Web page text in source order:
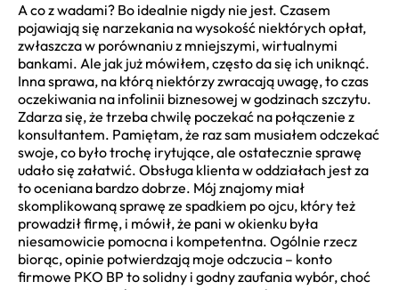
A co z wadami? Bo idealnie nigdy nie jest. Czasem
pojawiają się narzekania na wysokość niektórych opłat,
zwłaszcza w porównaniu z mniejszymi, wirtualnymi
bankami. Ale jak już mówiłem, często da się ich uniknąć.
Inna sprawa, na którą niektórzy zwracają uwagę, to czas
oczekiwania na infolinii biznesowej w godzinach szczytu.
Zdarza się, że trzeba chwilę poczekać na połączenie z
konsultantem. Pamiętam, że raz sam musiałem odczekać
swoje, co było trochę irytujące, ale ostatecznie sprawę
udało się załatwić. Obsługa klienta w oddziałach jest za
to oceniana bardzo dobrze. Mój znajomy miał
skomplikowaną sprawę ze spadkiem po ojcu, który też
prowadził firmę, i mówił, że pani w okienku była
niesamowicie pomocna i kompetentna. Ogólnie rzecz
biorąc, opinie potwierdzają moje odczucia – konto
firmowe PKO BP to solidny i godny zaufania wybór, choć